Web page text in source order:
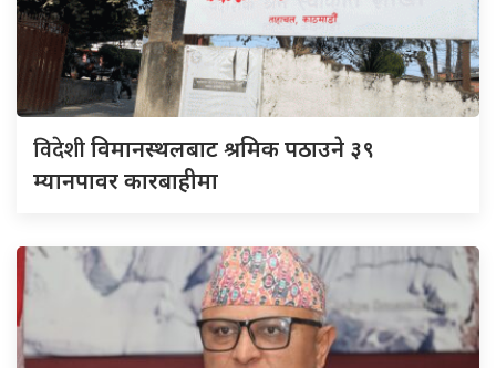
विदेशीविमानस्थलबाट श्रमिक पठाउने ३९
म्यानपावर कारबाहीमा